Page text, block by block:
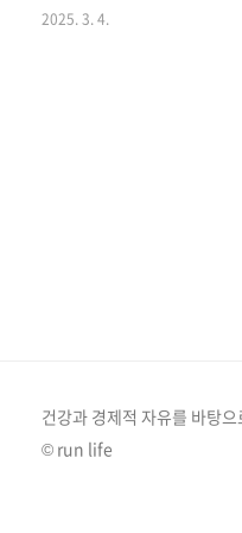
니다. 이 글에서는 사람들이
2025. 3. 4.
건강과 경제적 자유를 바탕
© run life